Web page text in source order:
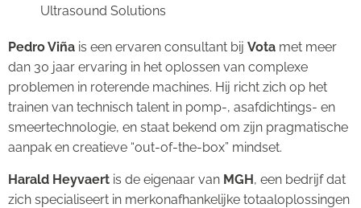
Ultrasound Solutions
Pedro Viña is een ervaren consultant bij Vota met meer
dan 30 jaar ervaring in het oplossen van complexe
problemen in roterende machines. Hij richt zich op het
trainen van technisch talent in pomp-, asafdichtings- en
smeertechnologie, en staat bekend om zijn pragmatische
aanpak en creatieve “out-of-the-box” mindset.
Harald Heyvaert is de eigenaar van MGH, een bedrijf dat
zich specialiseert in merkonafhankelijke totaaloplossingen